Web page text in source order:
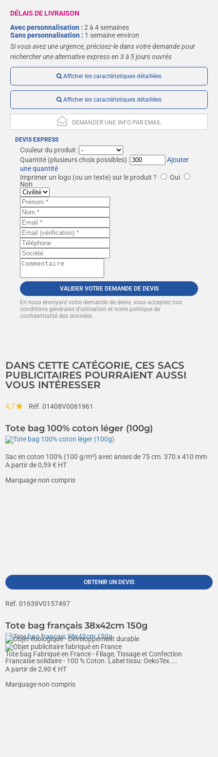
DÉLAIS DE LIVRAISON
Avec personnalisation :2 à 4 semaines
Sans personnalisation : 1 semaine environ
Si vous avez une urgence, précisez-le dans votre demande pour
rechercher une alternative express en 3 à 5 jours ouvrés
Afficher les caractéristiques détaillées
Afficher les caractéristiques détaillées
DEMANDER UNE INFO PAR EMAIL
DEVIS EXPRESS
Couleur du produit :
Quantité (plusieurs choix possibles) :
Ajouter
une quantité
Imprimer un logo (ou un texte) sur le produit ?
Oui
Non
VALIDER VOTRE DEMANDE DE DEVIS
En nous envoyant votre demande de devis, vous acceptez nos
conditions générales d’utilisation et notre politique de
confidentialité des données
DANS CETTE CATÉGORIE, CES SACS
PUBLICITAIRES POURRAIENT AUSSI
VOUS INTÉRESSER
4,7 Réf. 01408V0061961
Tote bag 100% coton léger (100g)
Sac en coton 100% (100 g/m²) avec anses de 75 cm. 370 x 410 mm
A partir de0,59€ HT
Marquage non compris
OBTENIR UN DEVIS
Réf. 01639V0157497
Tote bag français 38x42cm 150g
Tote bag Fabriqué en France - Filage, Tissage et Confection
Francaise solidaire - 100 % Coton. Label tissu: OekoTex....
A partir de2,90€ HT
Marquage non compris